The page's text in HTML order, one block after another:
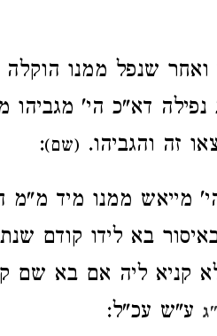
ואחר שנפל ממנו
דא"כ הי' מגביהו
זה והגביהו. (שם):
מייאש ממנו מיד
בא לידו קודם
קניא ליה אם בא שם
ע"ש עכ"ל: